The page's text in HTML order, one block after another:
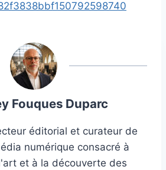
Fouques Duparc
éditorial et curateur de
numérique consacré à
et à la découverte des